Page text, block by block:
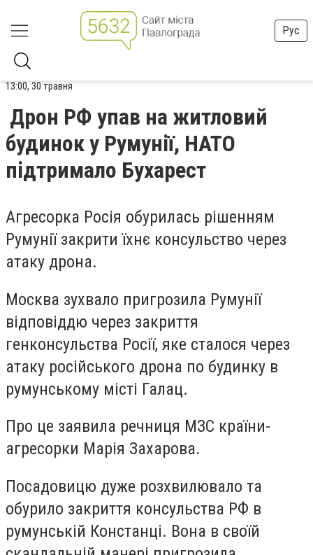
Рус
13:00, 30 травня
Дрон РФ упав на житловий
будинок у Румунії, НАТО
підтримало Бухарест
Агресорка Росія обурилась рішенням
Румунії закрити їхнє консульство через
атаку дрона.
Москва зухвало пригрозила Румунії
відповіддю через закриття
генконсульства Росії, яке сталося через
атаку російського дрона по будинку в
румунському місті Галац.
Про це заявила речниця МЗС країни-
агресорки Марія Захарова.
Посадовицю дуже розхвилювало та
обурило закриття консульства РФ в
румунській Констанці. Вона в своїй